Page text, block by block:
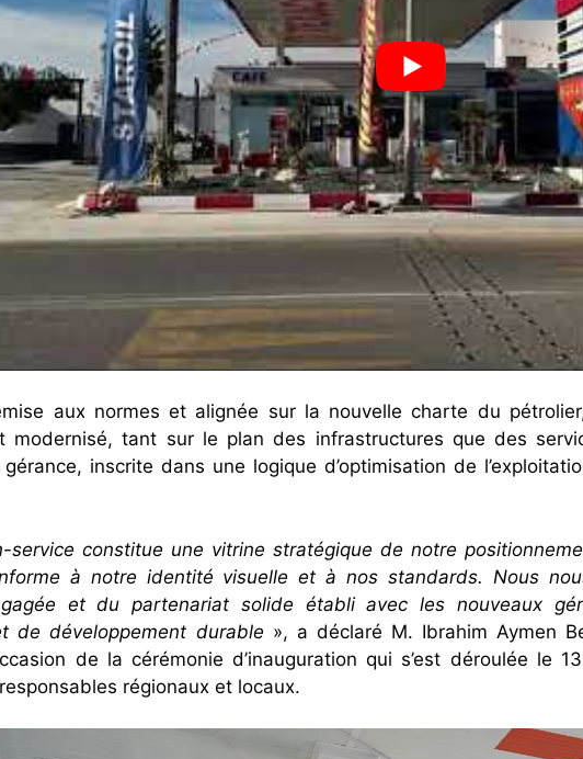
aux normes et alignée sur la nouvelle charte du
modernisé, tant sur le plan des infrastructures que des
gérance, inscrite dans une logique d’optimisation de
service constitue une vitrine stratégique de notre
à notre identité visuelle et à nos standards. Nous
et du partenariat solide établi avec les nouveaux
de développement durable », a déclaré M. Ibrahim Aymen
de la cérémonie d’inauguration qui s’est déroulée le
régionaux et locaux.